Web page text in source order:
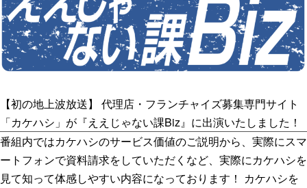
【初の地上波放送】 代理店・フランチャイズ募集専門サイト
「カケハシ」が『ええじゃない課Biz』に出演いたしました！
番組内ではカケハシのサービス価値のご説明から、実際にスマ
ートフォンで資料請求をしていただくなど、実際にカケハシを
見て知って体感しやすい内容になっております！ カケハシを